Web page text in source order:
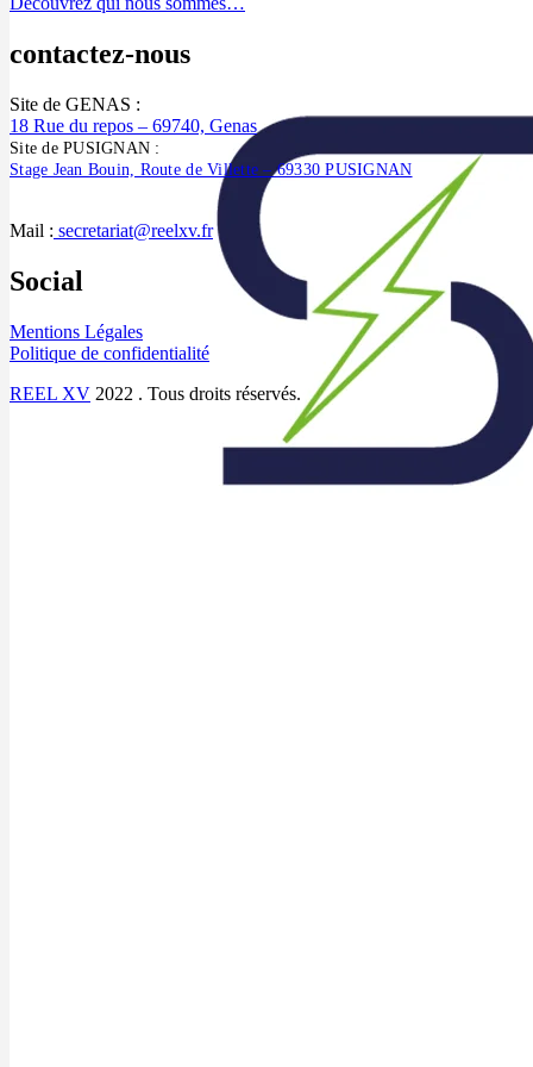
contactez-nous
Site de GENAS :
18 Rue du repos – 69740, Genas
Site de PUSIGNAN :
Stage Jean Bouin, Route de Villette – 69330 PUSIGNAN
Mail : secretariat@reelxv.fr
Social
Mentions Légales
Politique de confidentialité
REEL XV 2022 . Tous droits réservés.